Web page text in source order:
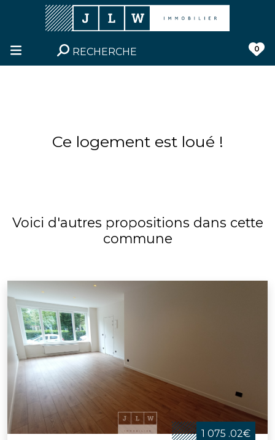
RECHERCHE 0
Ce logement est loué !
Voici d'autres propositions dans cette
commune
1 075 .02€